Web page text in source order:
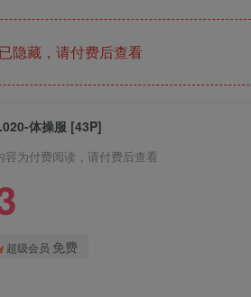
隐藏，请付费后查看
体操服 [43P]
容为付费阅读，请付费后查看
超级会员 免费